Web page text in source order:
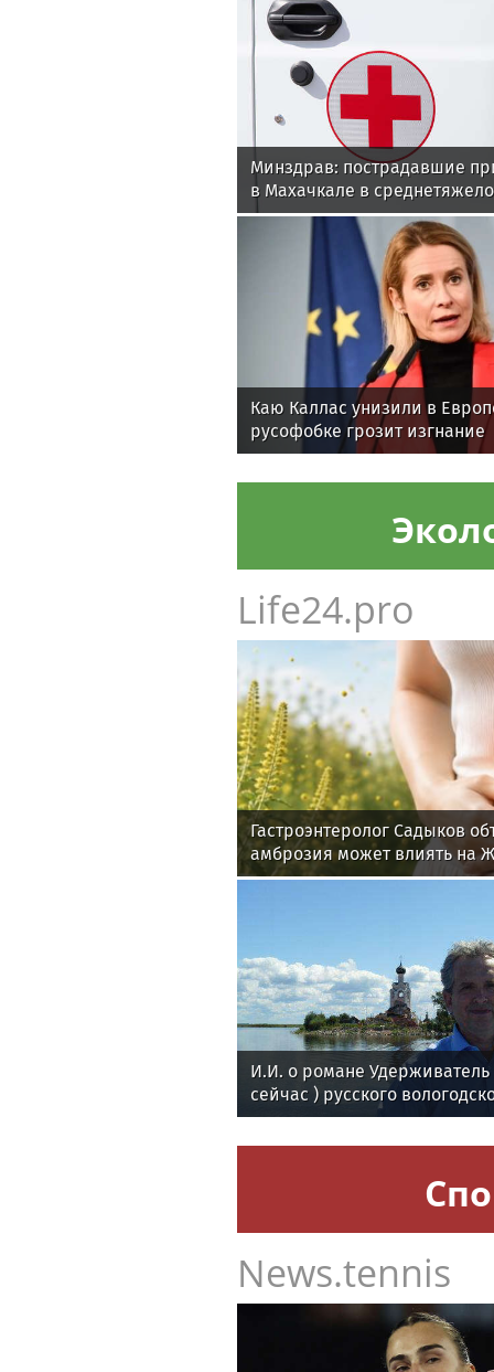
Минздрав: пострадавшие
в Махачкале в
Каю Каллас унизили в
русофобке грозит изгнание
Life24.pro
Гастроэнтеролог Садыков
амброзия может влиять на
И.И. о романе
сейчас ) русского
поэта Андрея Малышева (
в 2016 г. )
News.tennis